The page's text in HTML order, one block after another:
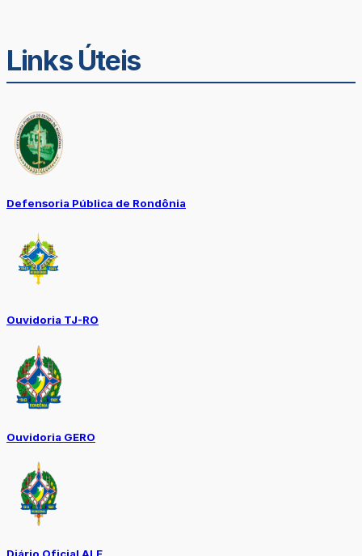
Links Úteis
Defensoria Pública de Rondônia
Ouvidoria TJ-RO
Ouvidoria GERO